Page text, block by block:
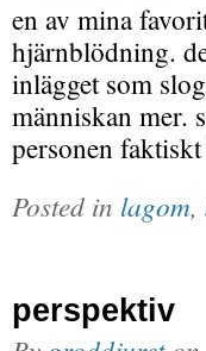
en av mina
hjärnblödning.
inlägget som
människan mer.
personen
Posted in lagom,
perspektiv